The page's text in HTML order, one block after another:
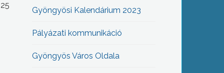
Gyöngyösi Kalendárium 2023
Pályázati kommunikáció
Gyöngyös Város Oldala